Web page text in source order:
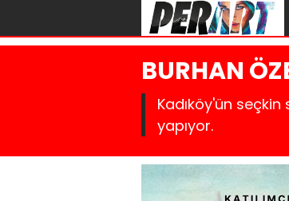
BURHAN
Kadıköy'ün
yapıyor.